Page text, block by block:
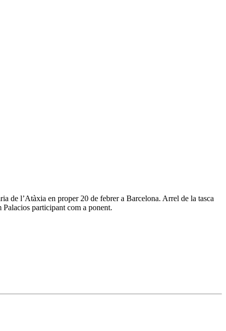
de l’Atàxia en proper 20 de febrer a Barcelona. Arrel de la tasca
participant com a ponent.